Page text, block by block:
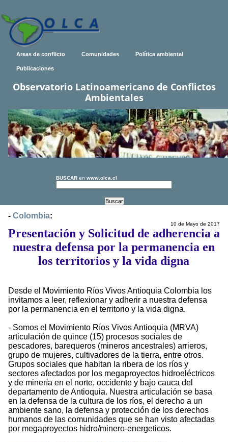
Areas de conflicto Comunidades Política ambiental
Publicaciones
Observatorio Latinoamericano de Conflictos
Ambientales
BUSCAR en www.olca.cl
- Colombia:
10 de Mayo de 2017
Presentación y Solicitud de adherencia a
nuestra defensa por la permanencia en
los territorios y la vida digna
Desde el Movimiento Ríos Vivos Antioquia Colombia los
invitamos a leer, reflexionar y adherir a nuestra defensa
por la permanencia en el territorio y la vida digna.
- Somos el Movimiento Ríos Vivos Antioquia (MRVA)
articulación de quince (15) procesos sociales de
pescadores, barequeros (mineros ancestrales) arrieros,
grupo de mujeres, cultivadores de la tierra, entre otros.
Grupos sociales que habitan la ribera de los ríos y
sectores afectados por los megaproyectos hidroeléctricos
y de minería en el norte, occidente y bajo cauca del
departamento de Antioquia. Nuestra articulación se basa
en la defensa de la cultura de los ríos, el derecho a un
ambiente sano, la defensa y protección de los derechos
humanos de las comunidades que se han visto afectadas
por megaproyectos hidro/minero-energeticos.